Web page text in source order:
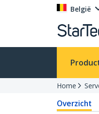
België
Home
Overzicht